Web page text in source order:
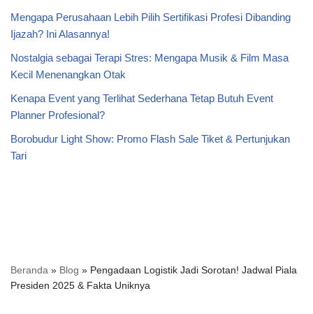
Mengapa Perusahaan Lebih Pilih Sertifikasi Profesi Dibanding
Ijazah? Ini Alasannya!
Nostalgia sebagai Terapi Stres: Mengapa Musik & Film Masa
Kecil Menenangkan Otak
Kenapa Event yang Terlihat Sederhana Tetap Butuh Event
Planner Profesional?
Borobudur Light Show: Promo Flash Sale Tiket & Pertunjukan
Tari
Beranda » Blog » Pengadaan Logistik Jadi Sorotan! Jadwal Piala
Presiden 2025 & Fakta Uniknya